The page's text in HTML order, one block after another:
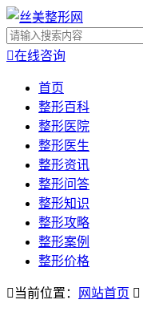
在线咨询
首页
整形百科
整形医院
整形医生
整形资讯
整形问答
整形知识
整形攻略
整形案例
整形价格
 当前位置： 网站首页 